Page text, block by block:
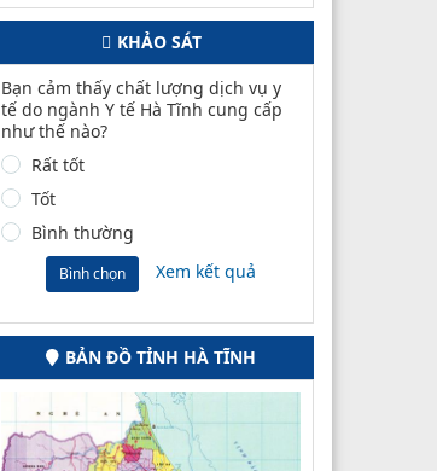
KHẢO SÁT
Bạn cảm thấy chất lượng dịch vụ y
tế do ngành Y tế Hà Tĩnh cung cấp
như thế nào?
Rất tốt
Tốt
Bình thường
Bình chọn Xem kết quả
BẢN ĐỒ TỈNH HÀ TĨNH